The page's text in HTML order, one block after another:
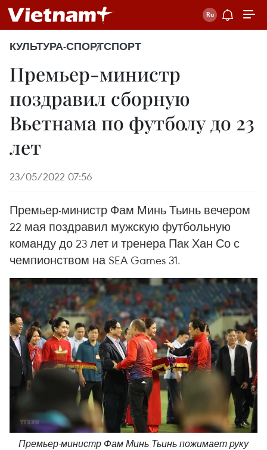
КУЛЬТУРА-СПОРТСПОРТ
Премьер-министр
поздравил сборную
Вьетнама по футболу до 23
лет
23/05/2022 07:56
Премьер-министр Фам Минь Тьинь вечером
22 мая поздравил мужскую футбольную
команду до 23 лет и тренера Пак Хан Со с
чемпионством на SEA Games 31.
Премьер-министр Фам Минь Тьинь пожимает руку